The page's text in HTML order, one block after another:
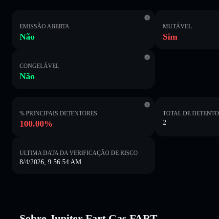
EMISSÃO ABERTA
Não
MUTÁVEL
Sim
CONGELÁVEL
Não
% PRINCIPAIS DETENTORES
100.00%
TOTAL DE
2
ULTIMA DATA DA VERIFICAÇÃO DE RISCO
8/4/2026, 9:56:54 AM